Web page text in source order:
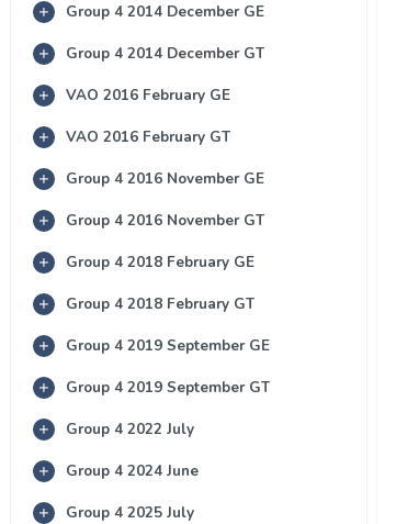
Group 4 2014 December GE
Group 4 2014 December GT
VAO 2016 February GE
VAO 2016 February GT
Group 4 2016 November GE
Group 4 2016 November GT
Group 4 2018 February GE
Group 4 2018 February GT
Group 4 2019 September GE
Group 4 2019 September GT
Group 4 2022 July
Group 4 2024 June
Group 4 2025 July